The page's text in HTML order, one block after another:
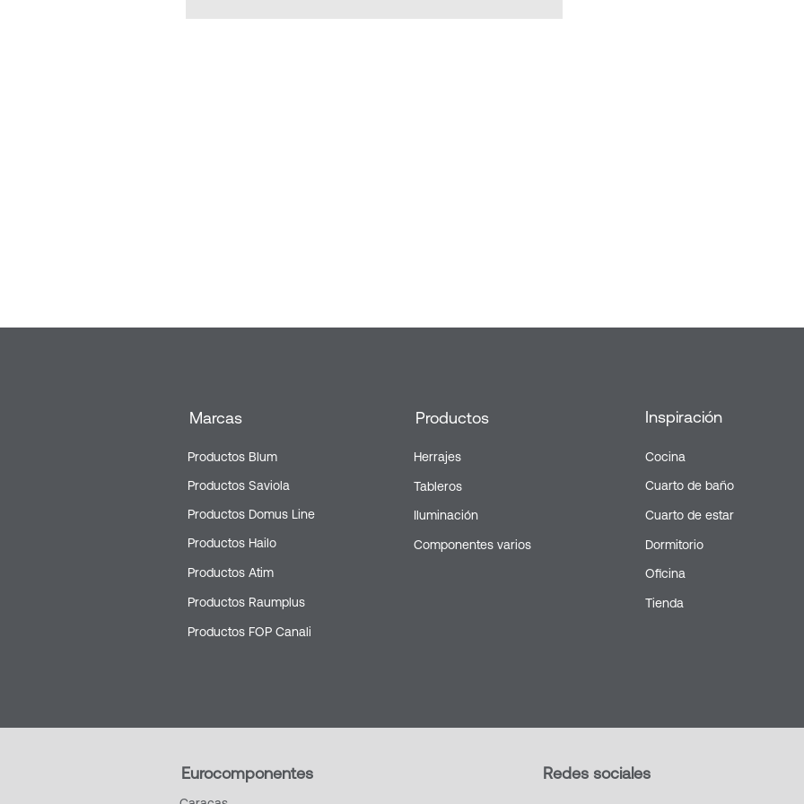
Marcas
Productos Blum
Productos Saviola
Productos Domus Line
Productos Hailo
Productos Atim
Productos Raumplus
Productos
Herrajes
Tableros
Iluminación
Componentes varios
Inspiración
Cocina
Cuarto de baño
Cuarto de estar
Dormitorio
Oficina
Tienda
Productos FOP Canali
Eurocomponentes Redes sociales